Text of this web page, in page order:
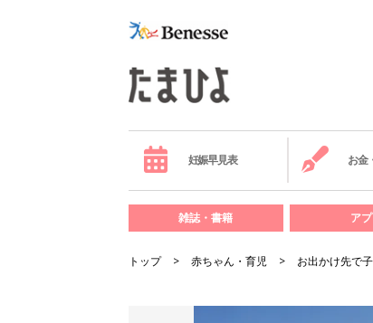
妊娠早見表 お金
雑誌・書籍 ア
トップ 赤ちゃん・育児 お出かけ先で